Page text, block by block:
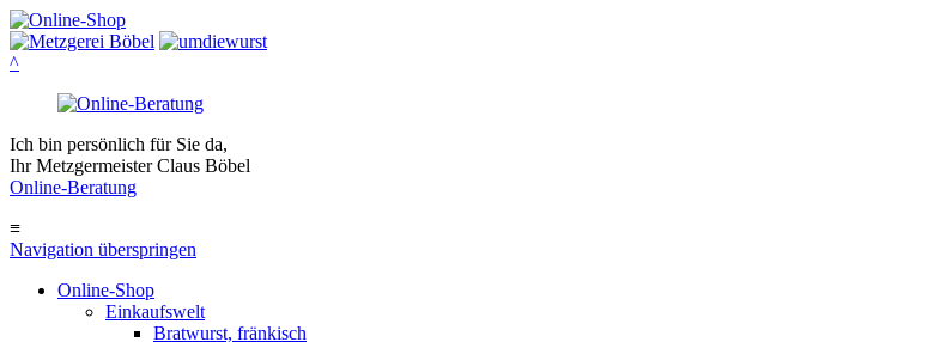
^
Ich bin persönlich für Sie da,
Ihr Metzgermeister Claus Böbel
Online-Beratung
≡
Navigation überspringen
Online-Shop
Einkaufswelt
Bratwurst, fränkisch